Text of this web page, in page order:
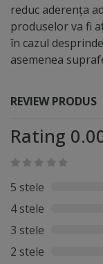
reduc aderența
produselor va fi
în cazul
asemenea
REVIEW PRODUS
Rating
5 stele
4 stele
3 stele
2 stele